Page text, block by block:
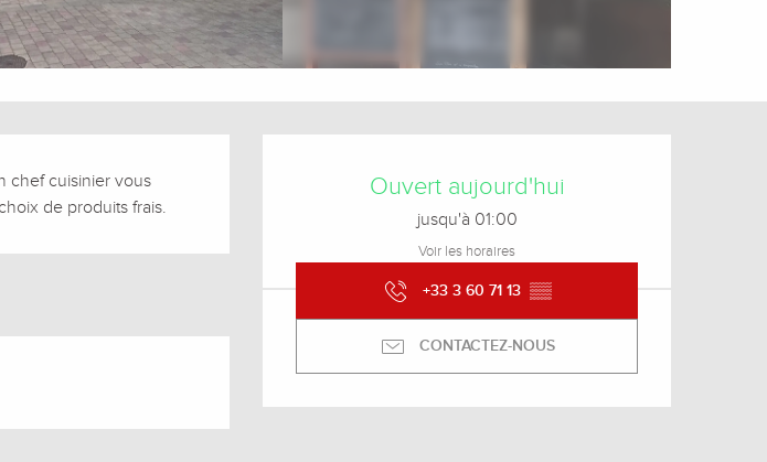
Ouverture et
Ouvert aujourd'hui
jusqu'à 01:00
Voir les horaires
+33 3 60 71 13 ▒▒
CONTACTEZ-NOUS
chef cuisinier vous
de produits frais.